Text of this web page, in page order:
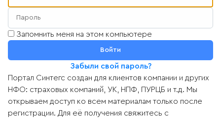
Запомнить меня на этом компьютере
Забыли свой пароль?
Портал Синтегс создан для клиентов компании и других
НФО: страховых компаний, УК, НПФ, ПУРЦБ и т.д. Мы
открываем доступ ко всем материалам только после
регистрации. Для её получения свяжитесь с